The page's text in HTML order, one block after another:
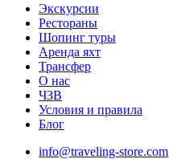
Экскурсии
Рестораны
Шопинг туры
Аренда яхт
Трансфер
О нас
ЧЗВ
Условия и правила
Блог
info@traveling-store.com